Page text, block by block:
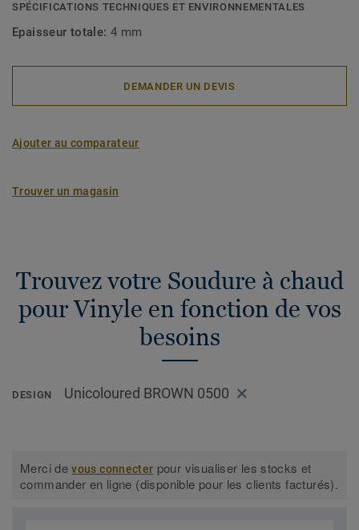
SPÉCIFICATIONS TECHNIQUES ET ENVIRONNEMENTALES
Epaisseur totale: 4 mm
DEMANDER UN DEVIS
Ajouter au comparateur
Trouver un magasin
Trouvez votre Soudure à chaud
pour Vinyle en fonction de vos
besoins
DESIGN Unicoloured BROWN 0500
Merci devous connecter pour visualiser les stocks et
commander en ligne (disponible pour les clients facturés).